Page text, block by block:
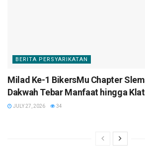
BERITA PERSYARIKATAN
Milad Ke-1 BikersMu Chapter
Dakwah Tebar Manfaat hingga
JULY 27, 2026 34